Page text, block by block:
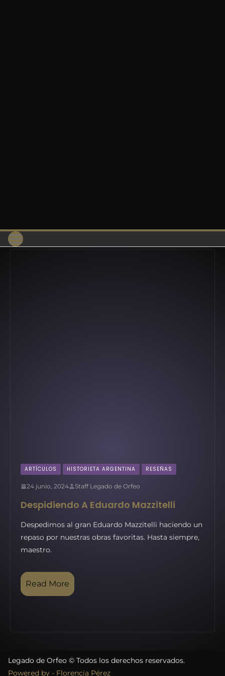
ARTÍCULOS HISTORIETA ARGENTINA RESEÑAS
24 junio, 2024 Staff Legado de Orfeo
Despidiendo A Eduardo Mazzitelli
Despedimos al gran Eduardo Mazzitelli haciendo un
repaso por nuestras obras favoritas. Hasta siempre,
maestro.
Read More
Legado de Orfeo © Todos los derechos reservados.
Powered by - Florencia Pérez